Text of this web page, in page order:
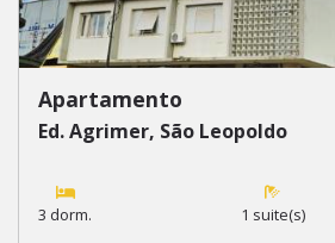
Apartamento
Ed. Agrimer, São Leopoldo
3 dorm. 1 suite(s)